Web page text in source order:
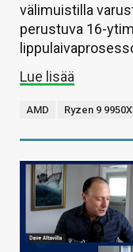
välimuistilla
perustuva 16-
Lue lisää
AMD Ryzen 9